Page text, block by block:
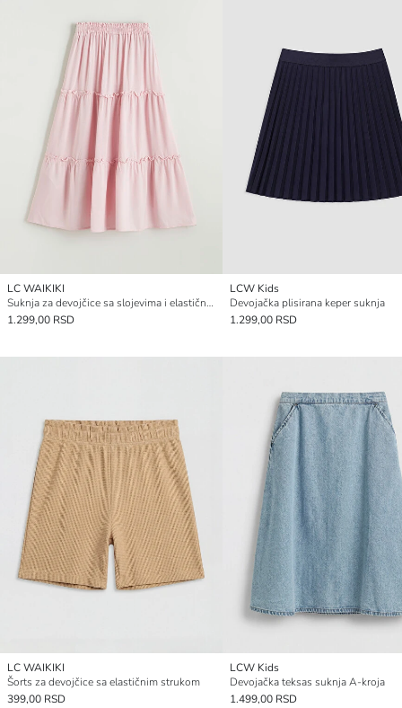
LC WAIKIKI
Suknja za devojčice sa slojevima i elastičnim pojasom
1.299,00 RSD
LCW Kids
Devojačka plisirana keper suknja
1.299,00 RSD
LC WAIKIKI
Šorts za devojčice sa elastičnim strukom
399,00 RSD
LCW Kids
Devojačka teksas suknja A-kroja
1.499,00 RSD